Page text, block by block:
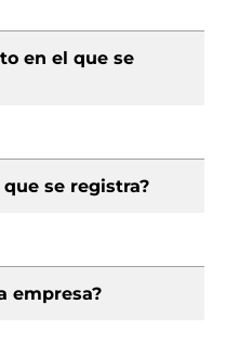
en el que se
se registra?
empresa?